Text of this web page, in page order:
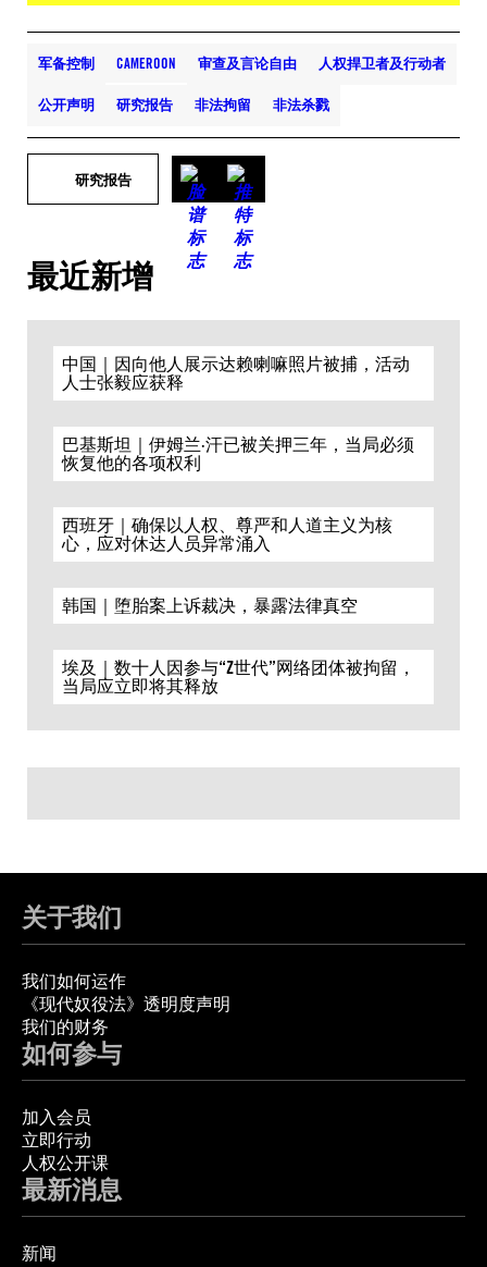
军备控制 CAMEROON 审查及言论自由 人权捍卫者及行动者
公开声明 研究报告 非法拘留 非法杀戮
研究报告
最近新增
中国｜因向他人展示达赖喇嘛照片被捕，活动
人士张毅应获释
巴基斯坦｜伊姆兰·汗已被关押三年，当局必须
恢复他的各项权利
西班牙｜确保以人权、尊严和人道主义为核
心，应对休达人员异常涌入
韩国｜堕胎案上诉裁决，暴露法律真空
埃及｜数十人因参与“Z世代”网络团体被拘留，
当局应立即将其释放
关于我们
我们如何运作
《现代奴役法》透明度声明
我们的财务
如何参与
加入会员
立即行动
人权公开课
最新消息
新闻